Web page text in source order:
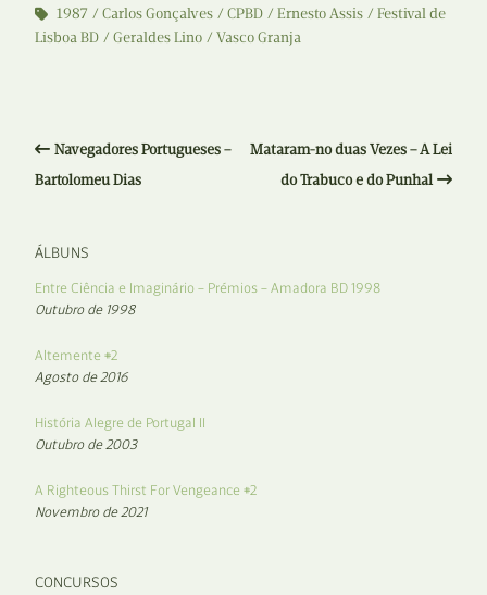
1987
Carlos Gonçalves CPBD Ernesto Assis
Festival de
Lisboa BD
Geraldes Lino Vasco Granja
Navegadores Portugueses –
Bartolomeu Dias
Mataram-no duas Vezes – A Lei
do Trabuco e do Punhal
ÁLBUNS
Entre Ciência e Imaginário – Prémios – Amadora BD 1998
Outubro de 1998
Altemente #2
Agosto de 2016
História Alegre de Portugal II
Outubro de 2003
A Righteous Thirst For Vengeance #2
Novembro de 2021
CONCURSOS